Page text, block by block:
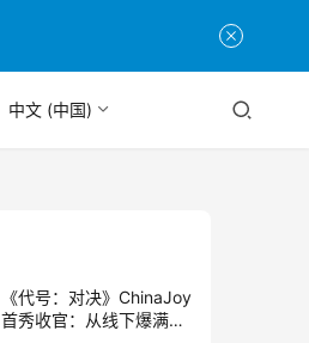
中文 (中国)
《代号：对决》ChinaJoy
首秀收官：从线下爆满看